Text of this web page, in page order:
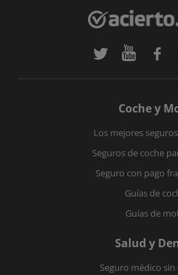
Coche y
Los mejores
Seguros de coche
Seguro con pago
Guías de
Guías de
Salud y
Seguro médico sin